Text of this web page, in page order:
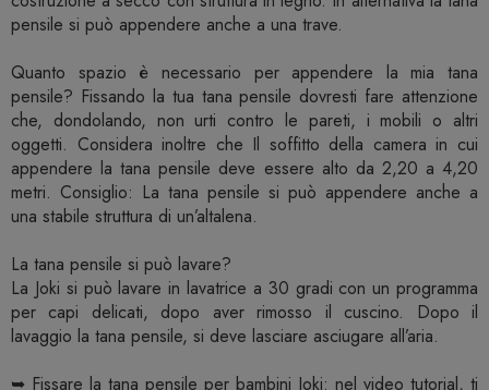
pensile si può appendere anche a una trave.
Quanto spazio è necessario per appendere la mia tana
pensile? Fissando la tua tana pensile dovresti fare attenzione
che, dondolando, non urti contro le pareti, i mobili o altri
oggetti. Considera inoltre che Il soffitto della camera in cui
appendere la tana pensile deve essere alto da 2,20 a 4,20
metri. Consiglio: La tana pensile si può appendere anche a
una stabile struttura di un’altalena.
La tana pensile si può lavare?
La Joki si può lavare in lavatrice a 30 gradi con un programma
per capi delicati, dopo aver rimosso il cuscino. Dopo il
lavaggio la tana pensile, si deve lasciare asciugare all’aria.
➥ Fissare la tana pensile per bambini Joki: nel video tutorial, ti